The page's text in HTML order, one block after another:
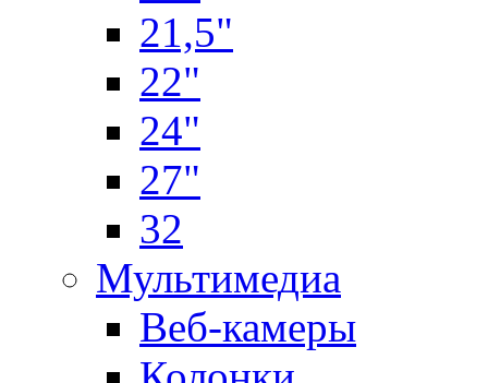
21,5"
22"
24"
27"
32
Мультимедиа
Веб-камеры